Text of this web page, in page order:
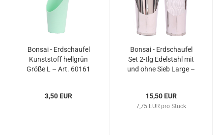
Bonsai - Erdschaufel
Kunststoff hellgrün
Größe L – Art. 60161
3,50 EUR
Bonsai - Erdschaufel
Set 2-tlg Edelstahl mit
und ohne Sieb Large –
15,50 EUR
7,75 EUR pro Stück